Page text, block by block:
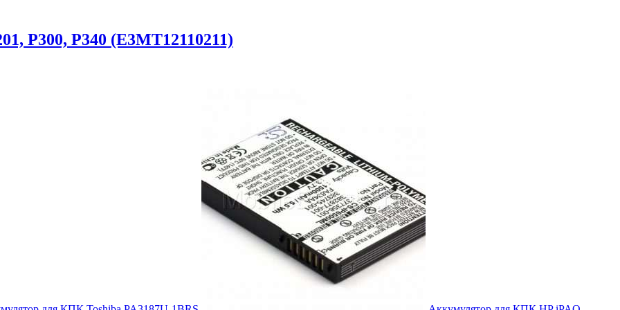
P300, P340 (E3MT12110211)